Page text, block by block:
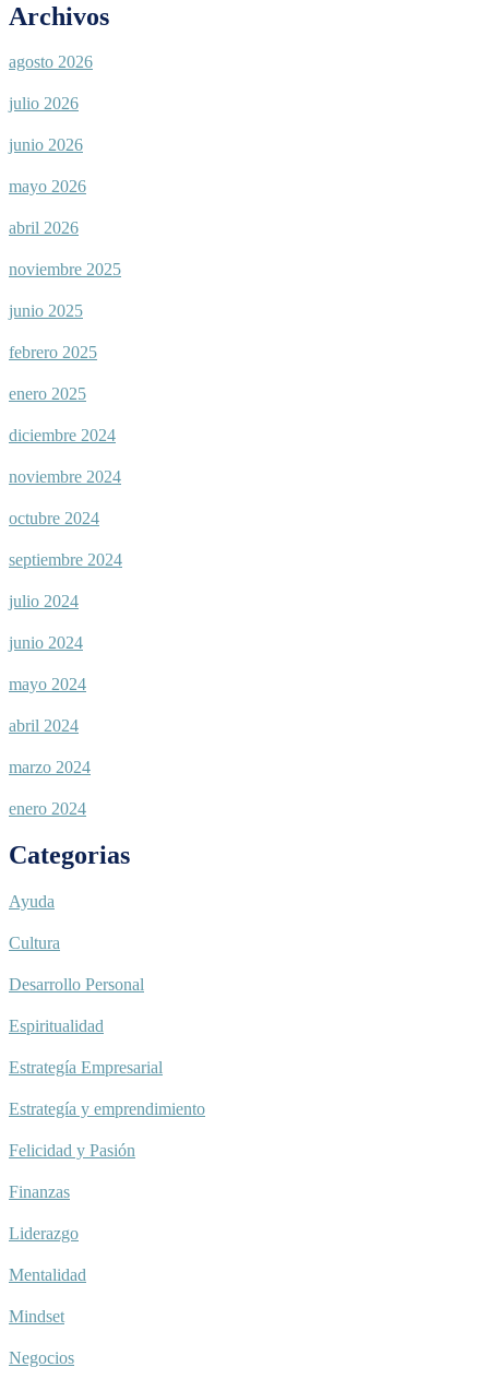
Archivos
agosto 2026
julio 2026
junio 2026
mayo 2026
abril 2026
noviembre 2025
junio 2025
febrero 2025
enero 2025
diciembre 2024
noviembre 2024
octubre 2024
septiembre 2024
julio 2024
junio 2024
mayo 2024
abril 2024
marzo 2024
enero 2024
Categorias
Ayuda
Cultura
Desarrollo Personal
Espiritualidad
Estrategía Empresarial
Estrategía y emprendimiento
Felicidad y Pasión
Finanzas
Liderazgo
Mentalidad
Mindset
Negocios